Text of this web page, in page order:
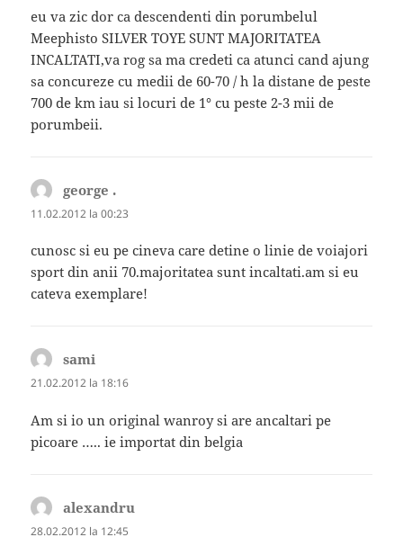
eu va zic dor ca descendenti din porumbelul
Meephisto SILVER TOYE SUNT MAJORITATEA
INCALTATI,va rog sa ma credeti ca atunci cand ajung
sa concureze cu medii de 60-70 / h la distane de peste
700 de km iau si locuri de 1° cu peste 2-3 mii de
porumbeii.
george .
11.02.2012 la 00:23
cunosc si eu pe cineva care detine o linie de voiajori
sport din anii 70.majoritatea sunt incaltati.am si eu
cateva exemplare!
sami
21.02.2012 la 18:16
Am si io un original wanroy si are ancaltari pe
picoare ….. ie importat din belgia
alexandru
28.02.2012 la 12:45